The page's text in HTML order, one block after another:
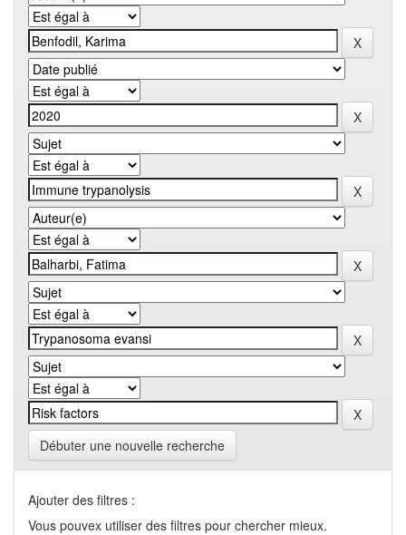
Débuter une nouvelle recherche
Ajouter des filtres :
Vous pouvex utiliser des filtres pour chercher mieux.